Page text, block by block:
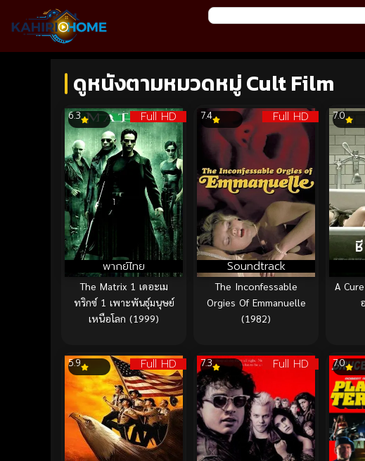
ดูหนังตามหมวดหมู่ Cult Film
Full HD
พากย์ไทย
6.3
The Matrix 1 เดอะเม
ทริกซ์ 1 เพาะพันธุ์มนุษย์
เหนือโลก (1999)
Full HD
Soundtrack
7.4
The Inconfessable
Orgies Of Emmanuelle
(1982)
7.0
A
Full HD
5.9 Full HD
7.3 7.0